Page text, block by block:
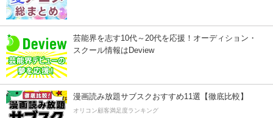
芸能界を志す10代～20代を応援！オーディション・
スクール情報はDeview
漫画読み放題サブスクおすすめ11選【徹底比較】
オリコン顧客満足度ランキング